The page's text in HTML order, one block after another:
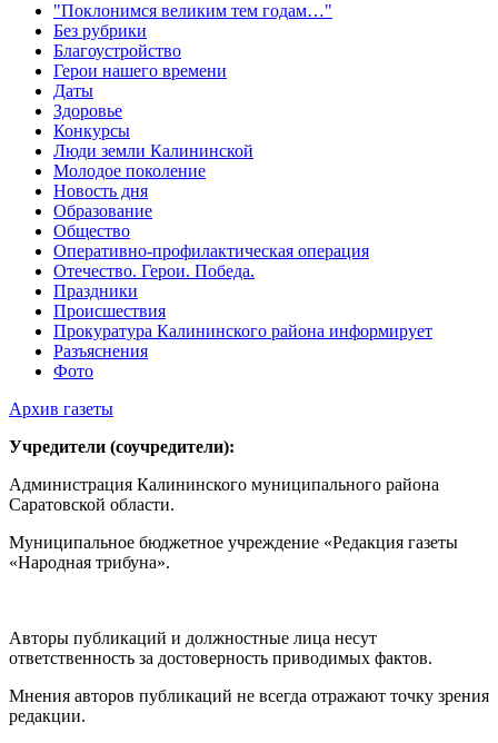
"Поклонимся великим тем годам…"
Без рубрики
Благоустройство
Герои нашего времени
Даты
Здоровье
Конкурсы
Люди земли Калининской
Молодое поколение
Новость дня
Образование
Общество
Оперативно-профилактическая операция
Отечество. Герои. Победа.
Праздники
Происшествия
Прокуратура Калининского района информирует
Разъяснения
Фото
Архив газеты
Учредители (соучредители):
Администрация Калининского муниципального района
Саратовской области.
Муниципальное бюджетное учреждение «Редакция газеты
«Народная трибуна».
Авторы публикаций и должностные лица несут
ответственность за достоверность приводимых фактов.
Мнения авторов публикаций не всегда отражают точку зрения
редакции.